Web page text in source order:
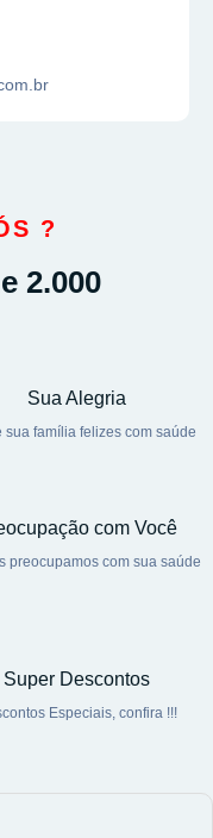
?
2.000
Sua Alegria
sua família felizes com saúde
com Você
preocupamos com sua saúde
Super Descontos
Especiais, confira !!!